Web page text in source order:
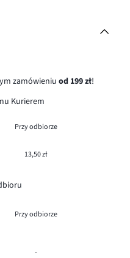
zamówieniu od 199 zł!
Kurierem
Przy odbiorze
13,50 zł
Przy odbiorze
-